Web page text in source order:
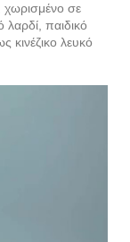
χωρισμένο σε
λαρδί, παιδικό
κινέζικο λευκό